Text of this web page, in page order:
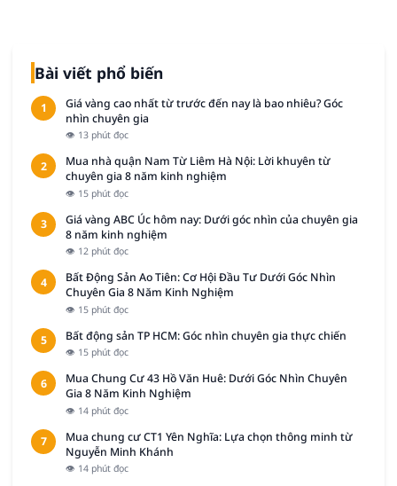
Bài viết phổ biến
1
Giá vàng cao nhất từ trước đến nay là bao nhiêu? Góc
nhìn chuyên gia
👁 13 phút đọc
2
Mua nhà quận Nam Từ Liêm Hà Nội: Lời khuyên từ
chuyên gia 8 năm kinh nghiệm
👁 15 phút đọc
3
Giá vàng ABC Úc hôm nay: Dưới góc nhìn của chuyên gia
8 năm kinh nghiệm
👁 12 phút đọc
4
Bất Động Sản Ao Tiên: Cơ Hội Đầu Tư Dưới Góc Nhìn
Chuyên Gia 8 Năm Kinh Nghiệm
👁 15 phút đọc
5 Bất động sản TP HCM: Góc nhìn chuyên gia thực chiến
👁 15 phút đọc
6
Mua Chung Cư 43 Hồ Văn Huê: Dưới Góc Nhìn Chuyên
Gia 8 Năm Kinh Nghiệm
👁 14 phút đọc
7
Mua chung cư CT1 Yên Nghĩa: Lựa chọn thông minh từ
Nguyễn Minh Khánh
👁 14 phút đọc